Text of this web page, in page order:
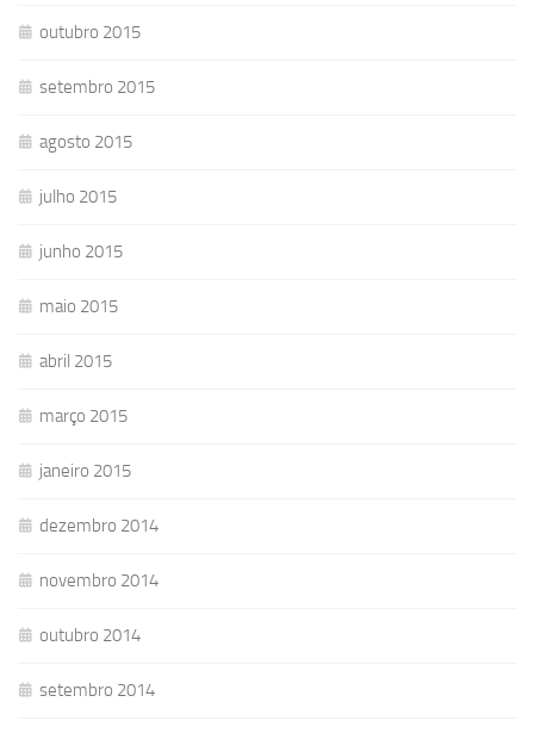
outubro 2015
setembro 2015
agosto 2015
julho 2015
junho 2015
maio 2015
abril 2015
março 2015
janeiro 2015
dezembro 2014
novembro 2014
outubro 2014
setembro 2014